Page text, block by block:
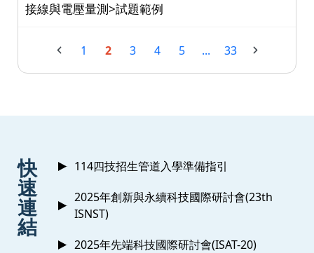
接線與電壓量測>試題範例
1 2 3 4 5 ... 33
快
速
連
結
114四技招生管道入學準備指引
2025年創新與永續科技國際研討會(23th
ISNST)
2025年先端科技國際研討會(ISAT-20)